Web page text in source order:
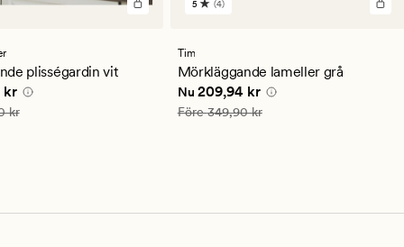
plisségardin vit
pris
kr
549,90 kr
kr
4
ett
genomsnittligt
betyg
på
5
5 (4)
Tim
Mörkläggande lameller grå
Nuvarande pris
Nu 209,94 kr
Ordinarie pris 349,90 kr
Före349,90 kr